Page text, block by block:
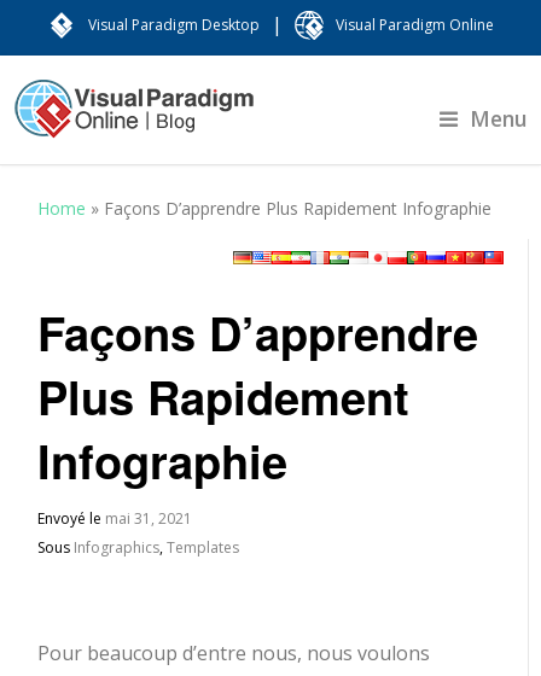
Visual Paradigm Desktop | Visual Paradigm Online
Menu
Home » Façons D’apprendre Plus Rapidement Infographie
Façons D’apprendre
Plus Rapidement
Infographie
Envoyé le mai 31, 2021
Sous Infographics,Templates
Pour beaucoup d’entre nous, nous voulons